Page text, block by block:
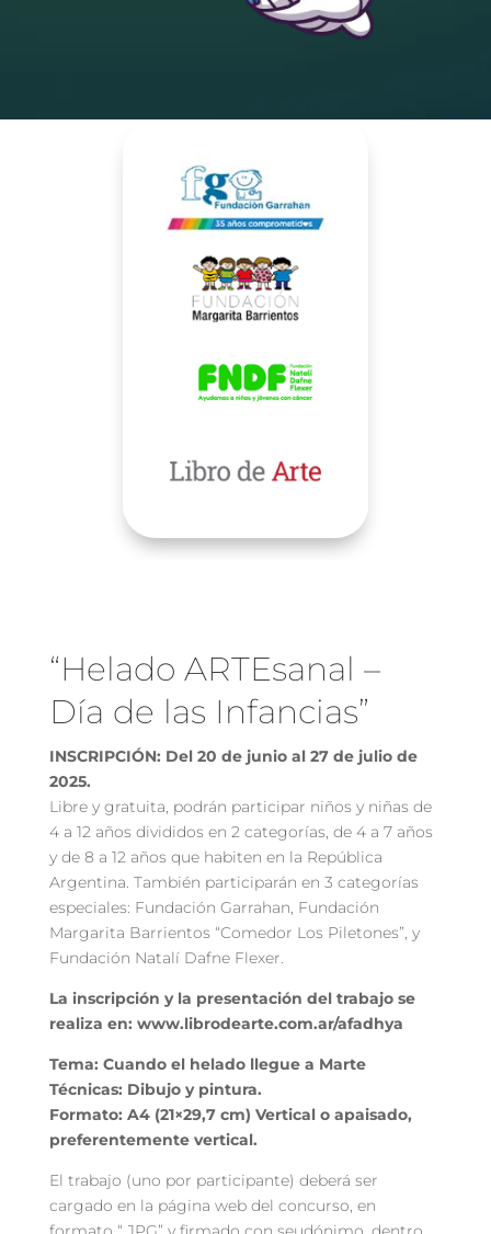
“Helado ARTEsanal –
Día de las Infancias”
INSCRIPCIÓN: Del 20 de junio al 27 de julio de
2025.
Libre y gratuita, podrán participar niños y niñas de
4 a 12 años divididos en 2 categorías, de 4 a 7 años
y de 8 a 12 años que habiten en la República
Argentina. También participarán en 3 categorías
especiales: Fundación Garrahan, Fundación
Margarita Barrientos “Comedor Los Piletones”, y
Fundación Natalí Dafne Flexer.
La inscripción y la presentación del trabajo se
realiza en: www.librodearte.com.ar/afadhya
Tema: Cuando el helado llegue a Marte
Técnicas: Dibujo y pintura.
Formato: A4 (21×29,7 cm) Vertical o apaisado,
preferentemente vertical.
El trabajo (uno por participante) deberá ser
cargado en la página web del concurso, en